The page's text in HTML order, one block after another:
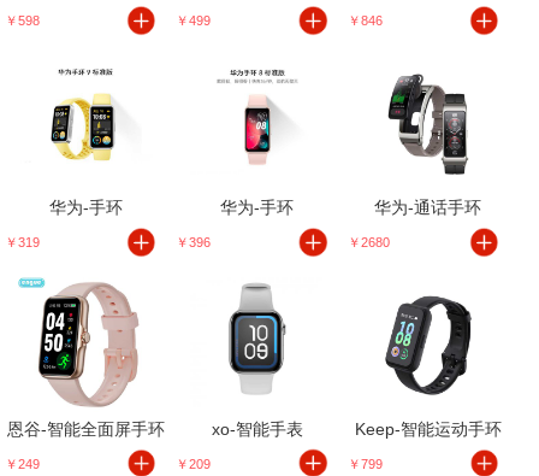
￥598 ￥499 ￥846
华为-手环
￥319
华为-手环
￥396
华为-通话手环
￥2680
恩谷-智能全面屏手环
￥249
xo-智能手表
￥209
Keep-智能运动手环
￥799